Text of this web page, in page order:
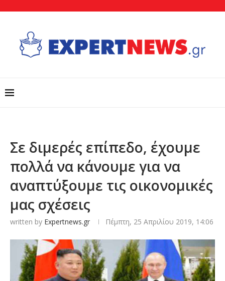
Σε διμερές επίπεδο, έχουμε
πολλά να κάνουμε για να
αναπτύξουμε τις οικονομικές
μας σχέσεις
written by Expertnews.gr Πέμπτη, 25 Απριλίου 2019, 14:06